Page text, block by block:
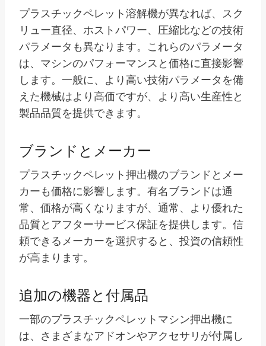
プラスチックペレット溶解機が異なれば、スク
リュー直径、ホストパワー、圧縮比などの技術
パラメータも異なります。これらのパラメータ
は、マシンのパフォーマンスと価格に直接影響
します。一般に、より高い技術パラメータを備
えた機械はより高価ですが、より高い生産性と
製品品質を提供できます。
ブランドとメーカー
プラスチックペレット押出機のブランドとメー
カーも価格に影響します。有名ブランドは通
常、価格が高くなりますが、通常、より優れた
品質とアフターサービス保証を提供します。信
頼できるメーカーを選択すると、投資の信頼性
が高まります。
追加の機器と付属品
一部のプラスチックペレットマシン押出機に
は、さまざまなアドオンやアクセサリが付属し